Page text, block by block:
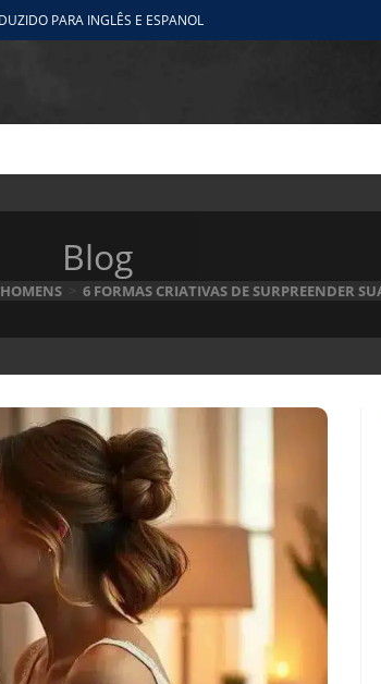
PARA INGLÊS E ESPANOL
Blog
6 FORMAS CRIATIVAS DE SURPREENDER